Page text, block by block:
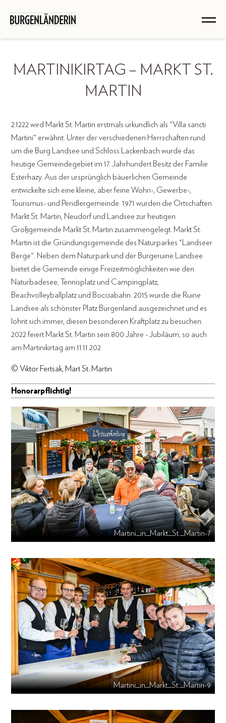
MARTINIKIRTAG – MARKT ST.
MARTIN
2.1222 wird Markt St. Martin erstmals urkundlich als "Villa sancti
Martini" erwähnt. Unter der verschiedenen Herrschaften rund
um die Burg Landsee und Schloss Lackenbach wurde das
heutige Gemeindegebiet im 17. Jahrhundert Besitz der Familie
Esterhazy. Aus der ursprünglich bäuerlichen Gemeinde
entwickelte sich eine kleine, aber feine Wohn-, Gewerbe-,
Tourismus- und Pendlergemeinde. 1971 wurden die Ortschaften
Markt St. Martin, Neudorf und Landsee zur heutigen
Großgemeinde Markt St. Martin zusammengelegt. Markt St.
Martin ist die Gründungsgemeinde des Naturparkes "Landseer
Berge". Neben dem Naturpark und der Burgeruine Landsee
bietet die Gemeinde einige Freizeitmöglichkeiten wie den
Naturbadesee, Tennisplatz und Campingplatz,
Beachvolleyballplatz und Bocciabahn. 2015 wurde die Ruine
Landsee als schönster Platz Burgenland ausgezeichnet und es
lohnt sich immer, diesen besonderen Kraftplatz zu besuchen.
2022 feiert Markt St. Martin sein 800 Jahre - Jubiläum, so auch
am Martinikirtag am 11.11.202
© Viktor Fertsak, Mart St. Martin
Honorarpflichtig!
Martini_in_Markt_St._Martin-7
Martini_in_Markt_St._Martin-9